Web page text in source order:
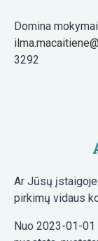
Domina
3292
Ar Jūsų
pirkimų vidaus
Nuo 2023-01-